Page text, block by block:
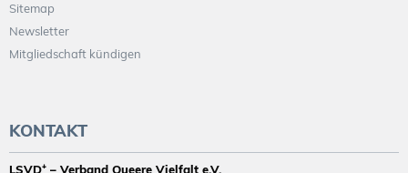
Sitemap
Newsletter
Mitgliedschaft kündigen
KONTAKT
LSVD⁺ – Verband Queere Vielfalt e.V.